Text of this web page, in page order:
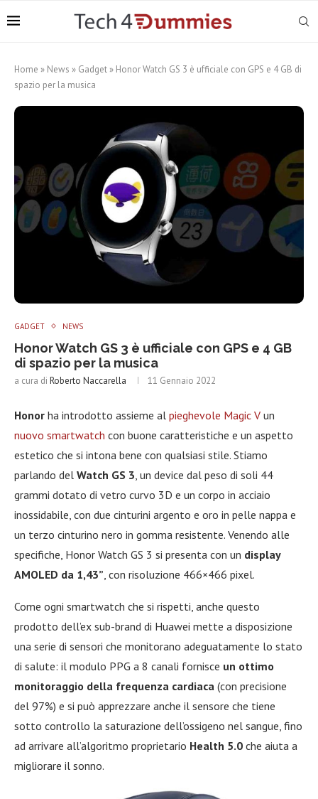
Home » News » Gadget » Honor Watch GS 3 è ufficiale con GPS e 4 GB di
spazio per la musica
GADGET NEWS
Honor Watch GS 3 è ufficiale con GPS e 4 GB
di spazio per la musica
a cura di Roberto Naccarella 11 Gennaio 2022
Honor ha introdotto assieme al pieghevole Magic V un
nuovo smartwatch con buone caratteristiche e un aspetto
estetico che si intona bene con qualsiasi stile. Stiamo
parlando del Watch GS 3 , un device dal peso di soli 44
grammi dotato di vetro curvo 3D e un corpo in acciaio
inossidabile, con due cinturini argento e oro in pelle nappa e
un terzo cinturino nero in gomma resistente. Venendo alle
specifiche, Honor Watch GS 3 si presenta con un display
AMOLED da 1,43” , con risoluzione 466×466 pixel.
Come ogni smartwatch che si rispetti, anche questo
prodotto dell’ex sub-brand di Huawei mette a disposizione
una serie di sensori che monitorano adeguatamente lo stato
di salute: il modulo PPG a 8 canali fornisce un ottimo
monitoraggio della frequenza cardiaca (con precisione
del 97%) e si può apprezzare anche il sensore che tiene
sotto controllo la saturazione dell’ossigeno nel sangue, fino
ad arrivare all’algoritmo proprietario Health 5.0 che aiuta a
migliorare il sonno.